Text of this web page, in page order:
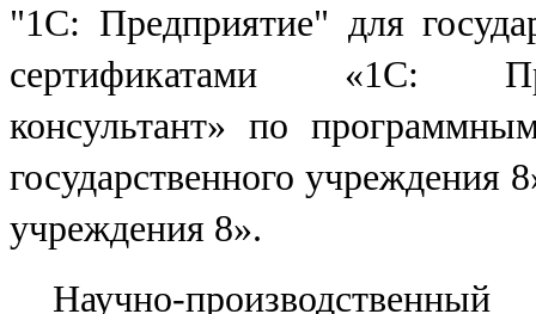
"1С: Предприятие" для
сертификатами «1С:
консультант» по
государственного учреждения
учреждения 8».
Научно-